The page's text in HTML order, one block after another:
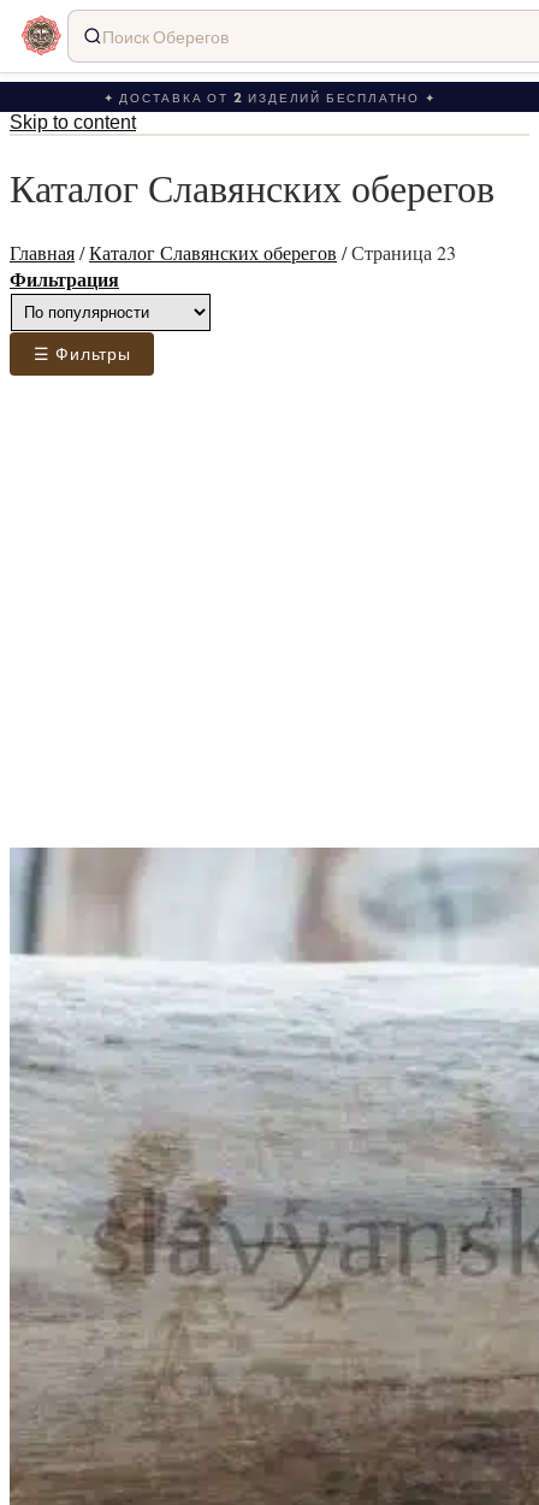
✦ ДОСТАВКА ОТ 2 ИЗДЕЛИЙ БЕСПЛАТНО ✦
Skip to content
Каталог Славянских оберегов
Главная/Каталог Славянских оберегов /Страница 23
Фильтрация
☰ Фильтры
Поиск Оберегов